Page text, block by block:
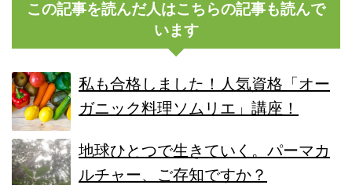
この記事を読んだ人はこちらの記事も読んで
います
私も合格しました！人気資格「オー
ガニック料理ソムリエ」講座！
地球ひとつで生きていく。パーマカ
ルチャー、ご存知ですか？